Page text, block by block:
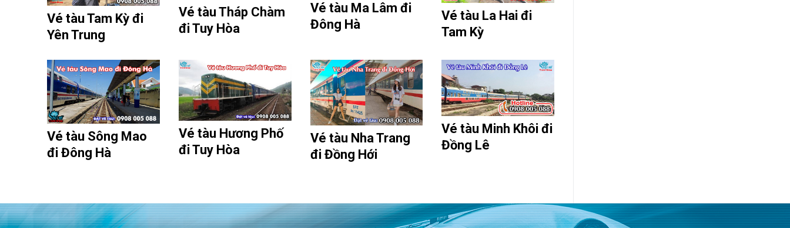
Vé tàu Tam Kỳ đi
Yên Trung
Vé tàu Tháp Chàm
đi Tuy Hòa
Vé tàu Ma Lâm đi
Đông Hà
Vé tàu La Hai đi
Tam Kỳ
Vé tàu Sông Mao
đi Đông Hà
Vé tàu Hương Phố
đi Tuy Hòa
Vé tàu Nha Trang
đi Đồng Hới
Vé tàu Minh Khôi đi
Đồng Lê